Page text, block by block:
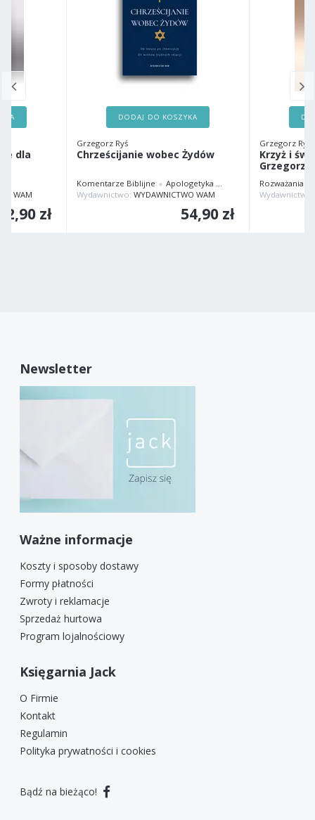
dla
WAM
zł
DODAJ DO KOSZYKA
Grzegorz Ryś
Chrześcijanie wobec Żydów
Komentarze Biblijne Apologetyka
Wydawnictwo: WYDAWNICTWO WAM
54,90 zł
Grzegorz Ryś
Krzyż i
Grzegorz
Rozważania
Newsletter
Ważne informacje
Koszty i sposoby dostawy
Formy płatności
Zwroty i reklamacje
Sprzedaż hurtowa
Program lojalnościowy
Księgarnia Jack
O Firmie
Kontakt
Regulamin
Polityka prywatności i cookies
Bądź na bieżąco!